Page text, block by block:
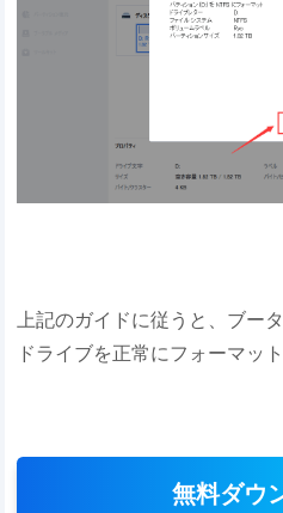
上記のガイドに従うと、ブー
ドライブを正常にフォーマッ
無料ダウ